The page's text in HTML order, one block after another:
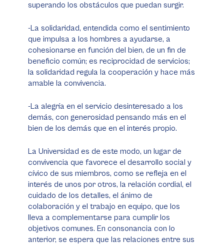
superando los obstáculos que puedan surgir.
-La solidaridad, entendida como el sentimiento
que impulsa a los hombres a ayudarse, a
cohesionarse en función del bien, de un fin de
beneficio común; es reciprocidad de servicios;
la solidaridad regula la cooperación y hace más
amable la convivencia.
-La alegría en el servicio desinteresado a los
demás, con generosidad pensando más en el
bien de los demás que en el interés propio.
La Universidad es de este modo, un lugar de
convivencia que favorece el desarrollo social y
cívico de sus miembros, como se refleja en el
interés de unos por otros, la relación cordial, el
cuidado de los detalles, el ánimo de
colaboración y el trabajo en equipo, que los
lleva a complementarse para cumplir los
objetivos comunes. En consonancia con lo
anterior, se espera que las relaciones entre sus